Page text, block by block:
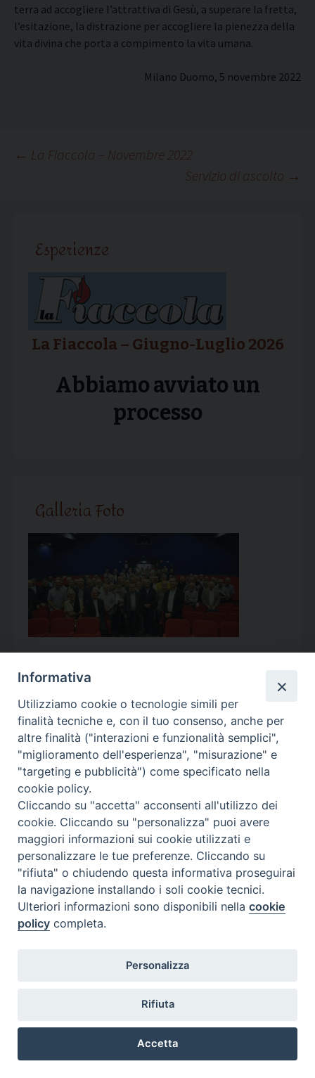
terra ad accogliere l’attrattiva di Gesù, a superare la fretta,
l’esitazione, la distrazione per accogliere la pienezza della
vita divina che porta a compimento la vita umana.
Milano Duomo, 5 novembre 2022
Navigazione
← La Fiaccola – Novembre 2022
Servizio di ascolto →
Esperienze
La Fiaccola – Giugno-Luglio 2026
Abbiamo avviato un
processo
Galleria Foto
Calendario Appuntamenti
<< Ago 2026 >>
l m m g v s
d
27
28
3
4 5 6 7 8
9
10
11 12 13 14 15
17
18 19 21
24 25 26 27 28 29 30
31 1
diaconato@seminario.milano.it
Informativa
Utilizziamo cookie o tecnologie simili per
finalità tecniche e, con il tuo consenso, anche per
altre finalità ("interazioni e funzionalità semplici",
"miglioramento dell'esperienza", "misurazione" e
"targeting e pubblicità") come specificato nella
cookie policy.
Cliccando su "accetta" acconsenti all'utilizzo dei
cookie. Cliccando su "personalizza" puoi avere
maggiori informazioni sui cookie utilizzati e
personalizzare le tue preferenze. Cliccando su
"rifiuta" o chiudendo questa informativa proseguirai
la navigazione installando i soli cookie tecnici.
Ulteriori informazioni sono disponibili nellacookie
policy completa.
Personalizza
Rifiuta
Accetta